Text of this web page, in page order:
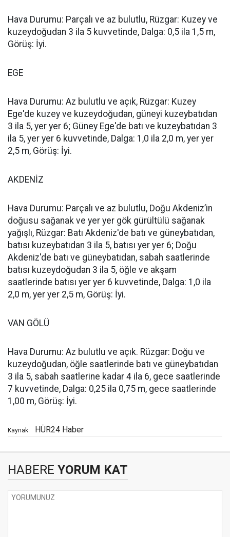
Hava Durumu: Parçalı ve az bulutlu, Rüzgar: Kuzey ve
kuzeydoğudan 3 ila 5 kuvvetinde, Dalga: 0,5 ila 1,5 m,
Görüş: İyi.
EGE
Hava Durumu: Az bulutlu ve açık, Rüzgar: Kuzey
Ege'de kuzey ve kuzeydoğudan, güneyi kuzeybatıdan
3 ila 5, yer yer 6; Güney Ege'de batı ve kuzeybatıdan 3
ila 5, yer yer 6 kuvvetinde, Dalga: 1,0 ila 2,0 m, yer yer
2,5 m, Görüş: İyi.
AKDENİZ
Hava Durumu: Parçalı ve az bulutlu, Doğu Akdeniz’in
doğusu sağanak ve yer yer gök gürültülü sağanak
yağışlı, Rüzgar: Batı Akdeniz'de batı ve güneybatıdan,
batısı kuzeybatıdan 3 ila 5, batısı yer yer 6; Doğu
Akdeniz'de batı ve güneybatıdan, sabah saatlerinde
batısı kuzeydoğudan 3 ila 5, öğle ve akşam
saatlerinde batısı yer yer 6 kuvvetinde, Dalga: 1,0 ila
2,0 m, yer yer 2,5 m, Görüş: İyi.
VAN GÖLÜ
Hava Durumu: Az bulutlu ve açık. Rüzgar: Doğu ve
kuzeydoğudan, öğle saatlerinde batı ve güneybatıdan
3 ila 5, sabah saatlerine kadar 4 ila 6, gece saatlerinde
7 kuvvetinde, Dalga: 0,25 ila 0,75 m, gece saatlerinde
1,00 m, Görüş: İyi.
Kaynak: HÜR24 Haber
HABERE YORUM KAT